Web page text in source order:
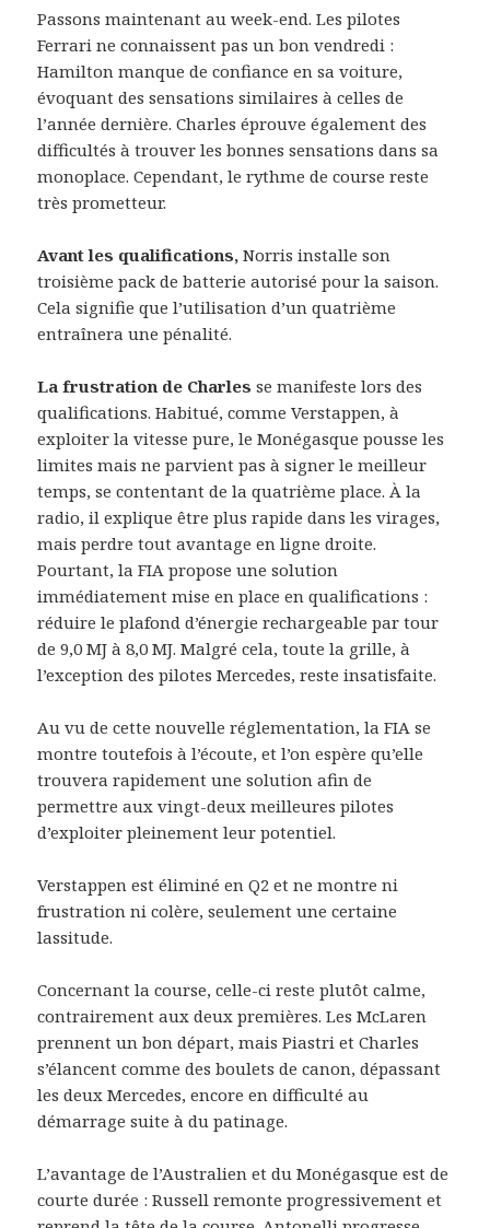
Passons maintenant au week-end. Les pilotes
Ferrari ne connaissent pas un bon vendredi :
Hamilton manque de confiance en sa voiture,
évoquant des sensations similaires à celles de
l’année dernière. Charles éprouve également des
difficultés à trouver les bonnes sensations dans sa
monoplace. Cependant, le rythme de course reste
très prometteur.
Avant les qualifications, Norris installe son
troisième pack de batterie autorisé pour la saison.
Cela signifie que l’utilisation d’un quatrième
entraînera une pénalité.
La frustration de Charles se manifeste lors des
qualifications. Habitué, comme Verstappen, à
exploiter la vitesse pure, le Monégasque pousse les
limites mais ne parvient pas à signer le meilleur
temps, se contentant de la quatrième place. À la
radio, il explique être plus rapide dans les virages,
mais perdre tout avantage en ligne droite.
Pourtant, la FIA propose une solution
immédiatement mise en place en qualifications :
réduire le plafond d’énergie rechargeable par tour
de 9,0 MJ à 8,0 MJ. Malgré cela, toute la grille, à
l’exception des pilotes Mercedes, reste insatisfaite.
Au vu de cette nouvelle réglementation, la FIA se
montre toutefois à l’écoute, et l’on espère qu’elle
trouvera rapidement une solution afin de
permettre aux vingt-deux meilleures pilotes
d’exploiter pleinement leur potentiel.
Verstappen est éliminé en Q2 et ne montre ni
frustration ni colère, seulement une certaine
lassitude.
Concernant la course, celle-ci reste plutôt calme,
contrairement aux deux premières. Les McLaren
prennent un bon départ, mais Piastri et Charles
s’élancent comme des boulets de canon, dépassant
les deux Mercedes, encore en difficulté au
démarrage suite à du patinage.
L’avantage de l’Australien et du Monégasque est de
courte durée : Russell remonte progressivement et